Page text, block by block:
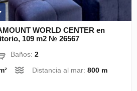
WORLD CENTER en
109 m2 № 26567
Baños:2
Distancia al mar:800 m